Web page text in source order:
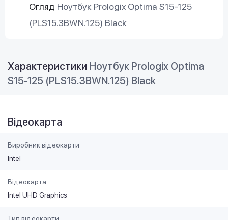
Огляд Ноутбук Prologix Optima S15-125
(PLS15.3BWN.125) Black
Характеристики Ноутбук Prologix Optima
S15-125 (PLS15.3BWN.125) Black
Відеокарта
Виробник відеокарти
Intel
Відеокарта
Intel UHD Graphics